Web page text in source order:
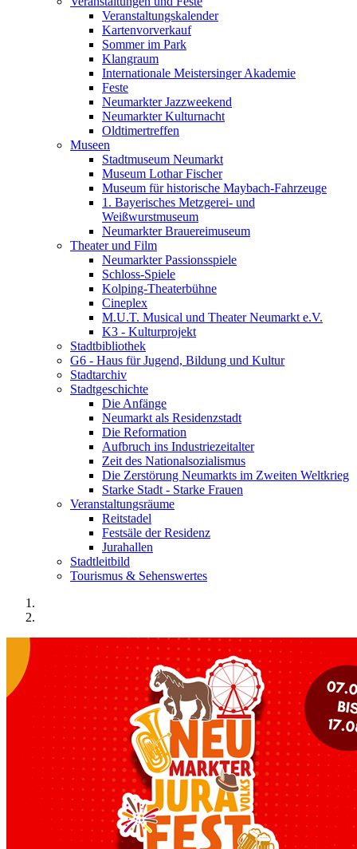
Veranstaltungskalender
Kartenvorverkauf
Sommer im Park
Klangraum
Internationale Meistersinger Akademie
Feste
Neumarkter Jazzweekend
Neumarkter Kulturnacht
Oldtimertreffen
Museen
Stadtmuseum Neumarkt
Museum Lothar Fischer
Museum für historische Maybach-Fahrzeuge
1. Bayerisches Metzgerei- und
Weißwurstmuseum
Neumarkter Brauereimuseum
Theater und Film
Neumarkter Passionsspiele
Schloss-Spiele
Kolping-Theaterbühne
Cineplex
M.U.T. Musical und Theater Neumarkt e.V.
K3 - Kulturprojekt
Stadtbibliothek
G6 - Haus für Jugend, Bildung und Kultur
Stadtarchiv
Stadtgeschichte
Die Anfänge
Neumarkt als Residenzstadt
Die Reformation
Aufbruch ins Industriezeitalter
Zeit des Nationalsozialismus
Die Zerstörung Neumarkts im Zweiten Weltkrieg
Starke Stadt - Starke Frauen
Veranstaltungsräume
Reitstadel
Festsäle der Residenz
Jurahallen
Stadtleitbild
Tourismus & Sehenswertes